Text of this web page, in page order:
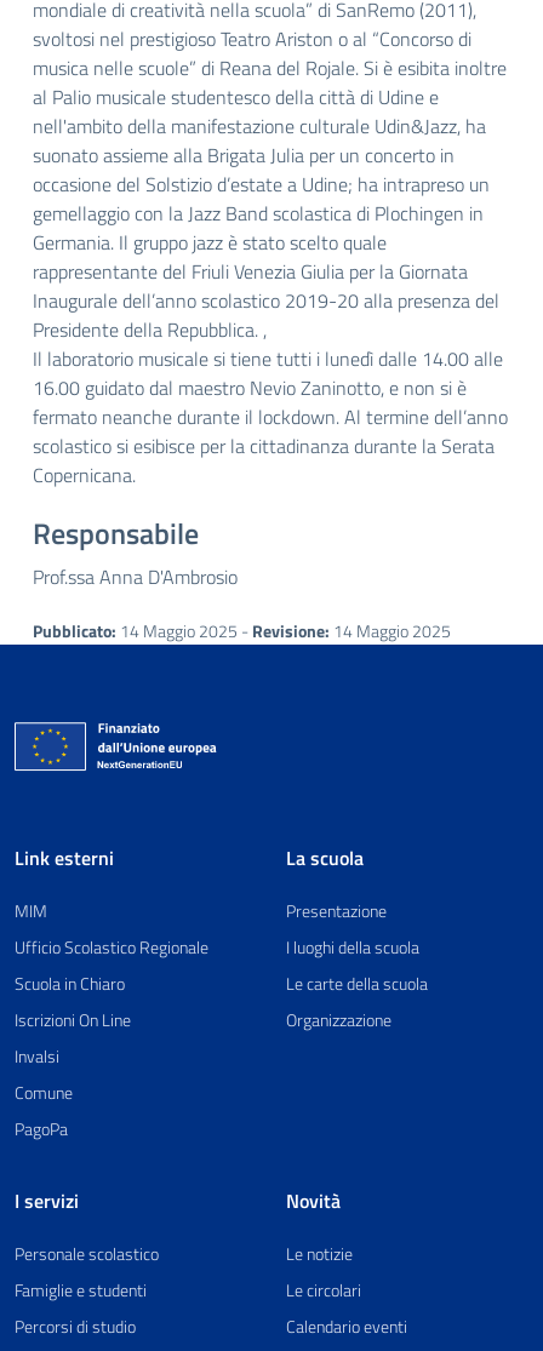
mondiale di creatività nella scuola” di SanRemo (2011),
svoltosi nel prestigioso Teatro Ariston o al “Concorso di
musica nelle scuole” di Reana del Rojale. Si è esibita inoltre
al Palio musicale studentesco della città di Udine e
nell'ambito della manifestazione culturale Udin&Jazz, ha
suonato assieme alla Brigata Julia per un concerto in
occasione del Solstizio d’estate a Udine; ha intrapreso un
gemellaggio con la Jazz Band scolastica di Plochingen in
Germania. Il gruppo jazz è stato scelto quale
rappresentante del Friuli Venezia Giulia per la Giornata
Inaugurale dell’anno scolastico 2019-20 alla presenza del
Presidente della Repubblica. ,
Il laboratorio musicale si tiene tutti i lunedì dalle 14.00 alle
16.00 guidato dal maestro Nevio Zaninotto, e non si è
fermato neanche durante il lockdown. Al termine dell’anno
scolastico si esibisce per la cittadinanza durante la Serata
Copernicana.
Responsabile
Prof.ssa Anna D'Ambrosio
Pubblicato: 14 Maggio 2025 -Revisione: 14 Maggio 2025
Link esterni
MIM
Ufficio Scolastico Regionale
Scuola in Chiaro
Iscrizioni On Line
Invalsi
Comune
PagoPa
La scuola
Presentazione
I luoghi della scuola
Le carte della scuola
Organizzazione
I servizi
Personale scolastico
Famiglie e studenti
Percorsi di studio
Novità
Le notizie
Le circolari
Calendario eventi